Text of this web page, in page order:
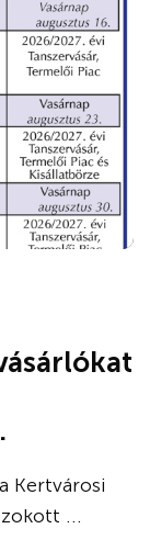
Kertvárosi
...